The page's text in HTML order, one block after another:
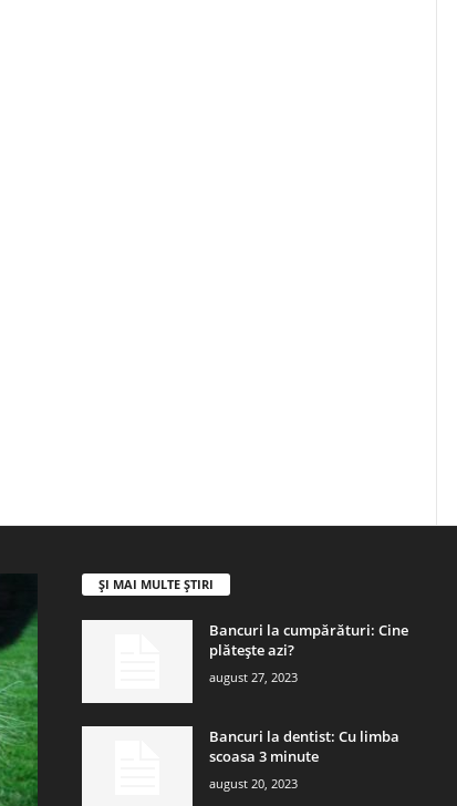
ȘI MAI MULTE ȘTIRI
Bancuri la cumpărături: Cine
plătește azi?
august 27, 2023
Bancuri la dentist: Cu limba
scoasa 3 minute
august 20, 2023